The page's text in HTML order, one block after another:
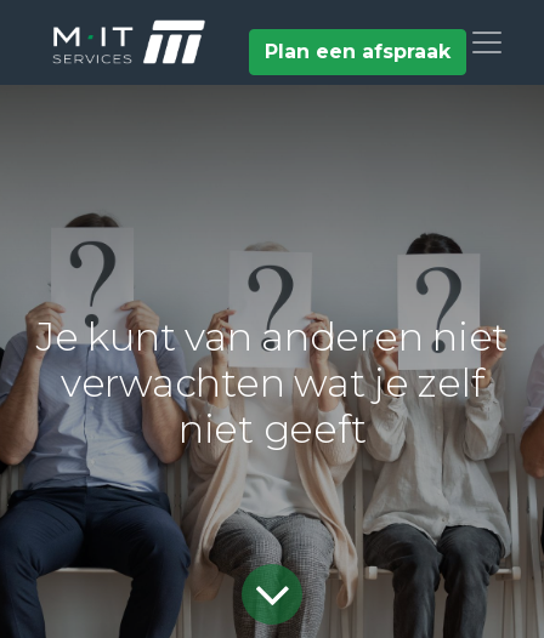
Plan een afspraak
Je kunt van anderen niet
verwachten wat je zelf
niet geeft